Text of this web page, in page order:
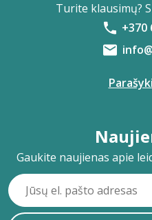
Turite klausimų?
+370
Gaukite naujienas apie